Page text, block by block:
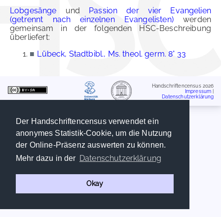
Der Handschriftencensus verwendet ein
anonymes Statistik-Cookie, um die Nutzung
der Online-Präsenz auswerten zu können.
Mehr dazu in der Datenschutzerklärung
Okay
Lobgesänge und Passion der vier Evangelien
(getrennt nach einzelnen Evangelisten)werden
gemeinsam in der folgenden HSC-Beschreibung
überliefert:
■ Lübeck, Stadtbibl., Ms. theol. germ. 8° 33
Handschriftencensus 2026
Impressum
Datenschutzerklärung